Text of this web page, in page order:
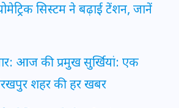
सिस्टम ने बढ़ाई टेंशन, जानें
आज की प्रमुख सुर्खियां: एक
शहर की हर खबर